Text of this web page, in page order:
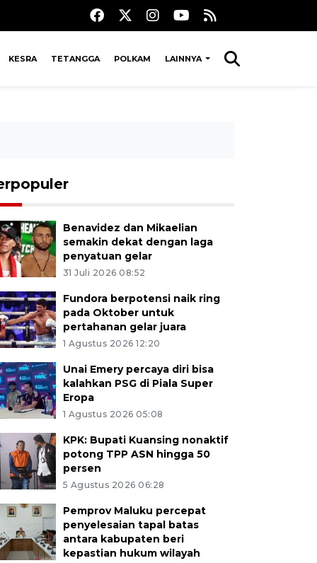
KESRA TETANGGA POLKAM LAINNYA
Benavidez dan Mikaelian
semakin dekat dengan laga
penyatuan gelar
31 Juli 2026 08:52
Fundora berpotensi naik ring
pada Oktober untuk
pertahanan gelar juara
1 Agustus 2026 12:20
Unai Emery percaya diri bisa
kalahkan PSG di Piala Super
Eropa
1 Agustus 2026 05:08
KPK: Bupati Kuansing nonaktif
potong TPP ASN hingga 50
persen
5 Agustus 2026 06:28
Pemprov Maluku percepat
penyelesaian tapal batas
antara kabupaten beri
kepastian hukum wilayah